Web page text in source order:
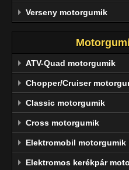
Verseny motorgumik
ATV-Quad motorgumik
Chopper/Cruiser
Classic motorgumik
Cross motorgumik
Elektromobil motorgumik
Elektromos kerékpár